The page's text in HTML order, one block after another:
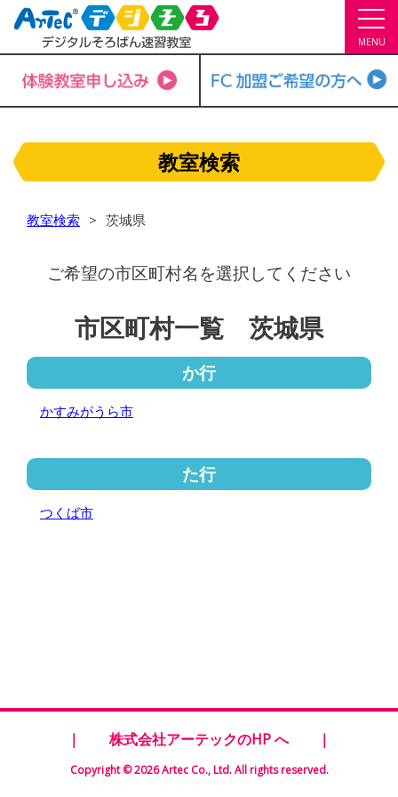
MENU
教室検索
教室検索 茨城県
ご希望の市区町村名を選択してください
市区町村一覧 茨城県
か行
かすみがうら市
た行
つくば市
｜ 株式会社アーテックのHP へ｜
Copyright © 2026 Artec Co., Ltd. All rights reserved.